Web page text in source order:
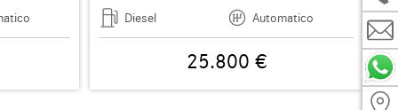
Diesel
Automatico
25.800 €